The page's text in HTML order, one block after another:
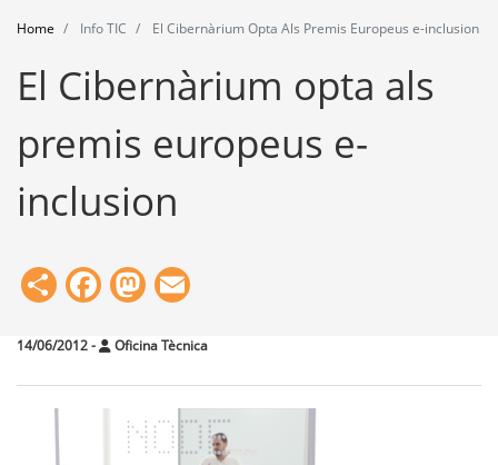
Events
Training
Tools
Home Info TIC El Cibernàrium Opta Als Premis Europeus e-inclusion
El Cibernàrium opta als
premis europeus e-
inclusion
ShareFacebook
Mastodon
14/06/2012- Oficina Tècnica